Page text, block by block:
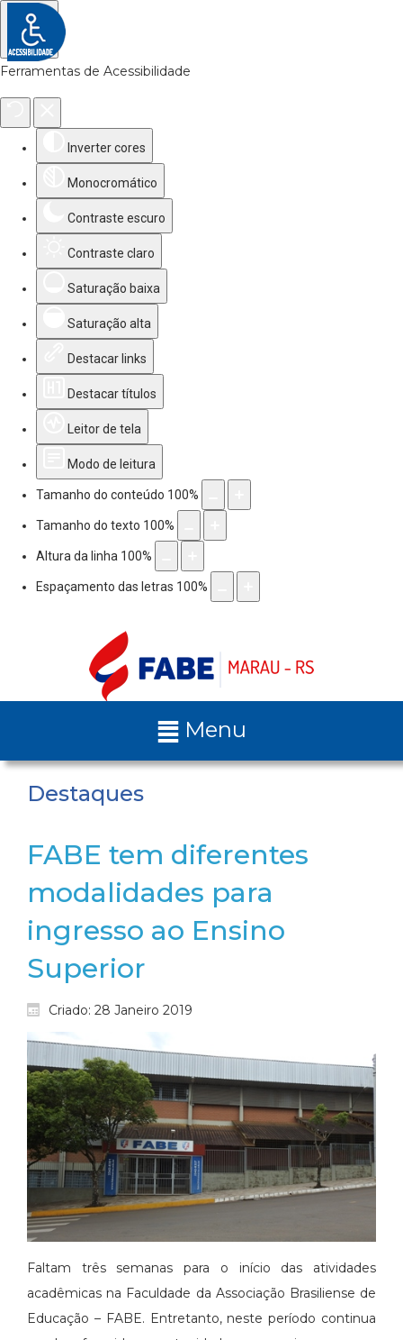
Ferramentas de Acessibilidade
Inverter cores
Monocromático
Contraste escuro
Contraste claro
Saturação baixa
Saturação alta
Destacar links
Destacar títulos
Leitor de tela
Modo de leitura
Tamanho do conteúdo 100%
Tamanho do texto 100%
Altura da linha 100%
Espaçamento das letras 100%
Menu
Destaques
FABE tem diferentes
modalidades para
ingresso ao Ensino
Superior
Criado: 28 Janeiro 2019
Faltam três semanas para o início das atividades
acadêmicas na Faculdade da Associação Brasiliense de
Educação – FABE. Entretanto, neste período continua